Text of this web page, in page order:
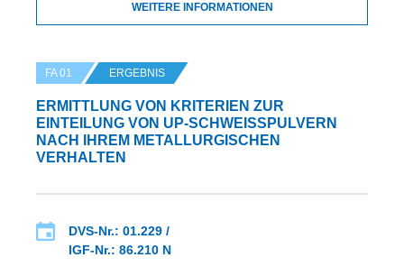
WEITERE INFORMATIONEN
FA 01 ERGEBNIS
ERMITTLUNG VON KRITERIEN ZUR
EINTEILUNG VON UP-SCHWEISSPULVERN N
ACH IHREM METALLURGISCHEN V
ERHALTEN
DVS-Nr.: 01.229 /
IGF-Nr.: 86.210 N